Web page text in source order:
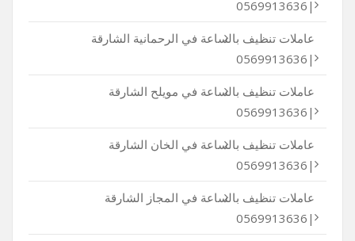
|0569913636
عاملات تنظيف بالساعة في الرحمانية الشارقة
|0569913636
عاملات تنظيف بالساعة في مويلح الشارقة
|0569913636
عاملات تنظيف بالساعة في الخان الشارقة
|0569913636
عاملات تنظيف بالساعة في المجاز الشارقة
|0569913636